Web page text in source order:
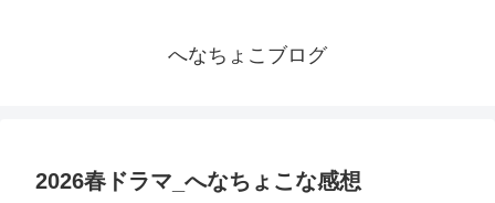
へなちょこブログ
2026春ドラマ_へなちょこな感想